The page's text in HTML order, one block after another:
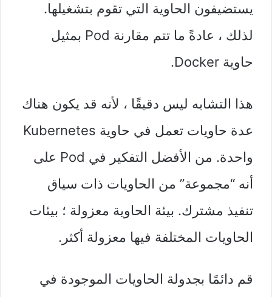
يستضيفون الحاوية التي تقوم بتشغيلها.
لذلك ، عادةً ما تتم مقارنة Pod بمثيل
حاوية Docker.
هذا التشابه ليس دقيقًا ، لأنه قد يكون هناك
عدة حاويات تعمل في حاوية Kubernetes
واحدة. من الأفضل التفكير في Pod على
أنه “مجموعة” من الحاويات ذات سياق
تنفيذ مشترك. بيئة الحاوية معزولة ؛ بيئات
الحاويات المختلفة فيها معزولة أكثر.
قم دائمًا بجدولة الحاويات الموجودة في